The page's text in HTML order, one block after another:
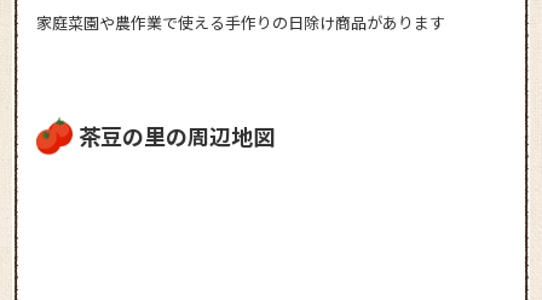
家庭菜園や農作業で使える手作りの日除け商品があります
茶豆の里の周辺地図